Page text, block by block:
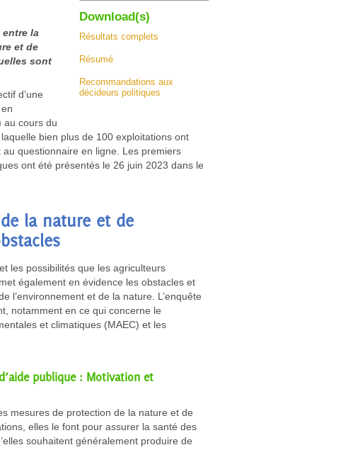
Download(s)
Résultats complets
Résumé
Recommandations aux
décideurs politiques
la
et de
sont
d’une
au cours du
bien plus de 100 exploitations ont
questionnaire en ligne. Les premiers
ont été présentés le 26 juin 2023 dans le
la nature et de
les possibilités que les agriculteurs
également en évidence les obstacles et
l’environnement et de la nature. L’enquête
notamment en ce qui concerne le
et climatiques (MAEC) et les
publique : Motivation et
mesures de protection de la nature et de
elles le font pour assurer la santé des
souhaitent généralement produire de